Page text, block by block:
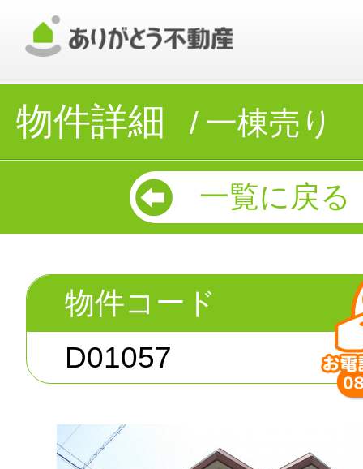
物件詳細 一棟売り
一覧に戻る
物件コード
D01057